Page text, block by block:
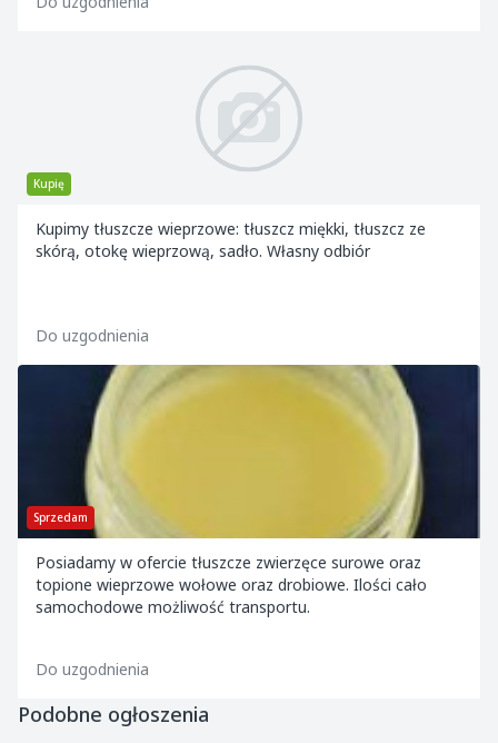
Kupię
Kupimy tłuszcze wieprzowe: tłuszcz miękki, tłuszcz ze
skórą, otokę wieprzową, sadło. Własny odbiór
Do uzgodnienia
Sprzedam
Posiadamy w ofercie tłuszcze zwierzęce surowe oraz
topione wieprzowe wołowe oraz drobiowe. Ilości cało
samochodowe możliwość transportu.
Do uzgodnienia
Podobne ogłoszenia